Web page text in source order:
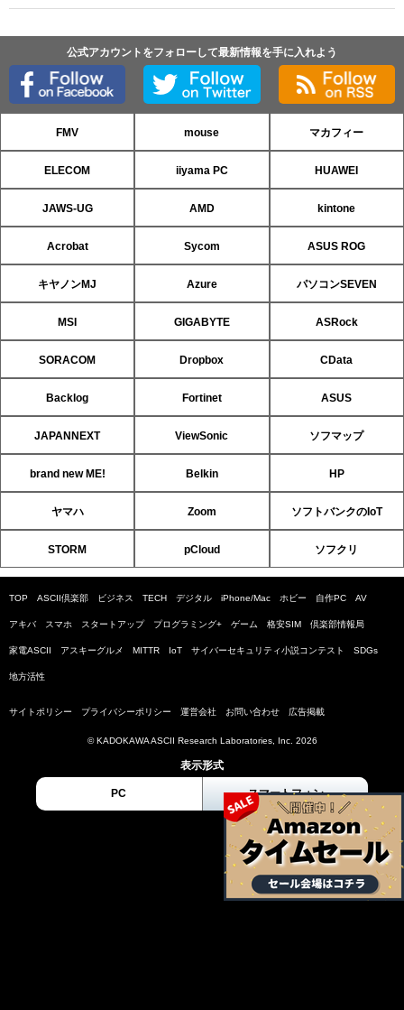
公式アカウントをフォローして最新情報を手に入れよう
FMV mouse マカフィー
ELECOM iiyama PC HUAWEI
JAWS-UG AMD kintone
Acrobat Sycom ASUS ROG
キヤノンMJ Azure パソコンSEVEN
MSI GIGABYTE ASRock
SORACOM Dropbox CData
Backlog Fortinet ASUS
JAPANNEXT ViewSonic ソフマップ
brand new ME! Belkin HP
ヤマハ Zoom ソフトバンクのIoT
STORM pCloud ソフクリ
TOP ASCII倶楽部 ビジネス TECH デジタル iPhone/Mac ホビー 自作PC AV
アキバ スマホ スタートアップ プログラミング+ ゲーム 格安SIM 倶楽部情報局
家電ASCII アスキーグルメ MITTR IoT サイバーセキュリティ小説コンテスト SDGs
地方活性
サイトポリシー プライバシーポリシー 運営会社 お問い合わせ 広告掲載
© KADOKAWA ASCII Research Laboratories, Inc. 2026
表示形式
PC スマートフォン